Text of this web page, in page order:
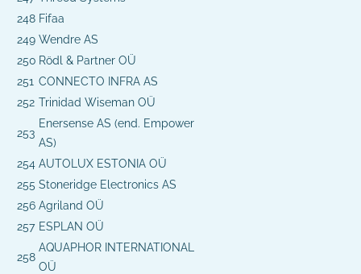
248 Fifaa
249 Wendre AS
250 Rödl & Partner OÜ
251 CONNECTO INFRA AS
252 Trinidad Wiseman OÜ
253
Enersense AS (end. Empower
AS)
254 AUTOLUX ESTONIA OÜ
255 Stoneridge Electronics AS
256 Agriland OÜ
257 ESPLAN OÜ
258
AQUAPHOR INTERNATIONAL
OÜ